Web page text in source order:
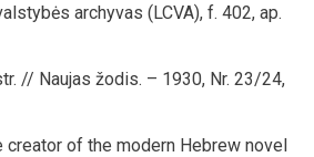
archyvas (LCVA), f. 402, ap.
// Naujas žodis. – 1930, Nr. 23/24,
creator of the modern Hebrew novel